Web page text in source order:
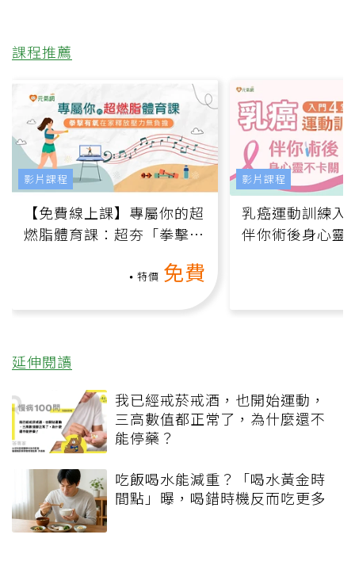
課程推薦
【免費線上課】專屬你的超
燃脂體育課：超夯「拳擊有
特價 免費
影片課程
乳癌運動訓練入
伴你術後身心靈
影片課程
延伸閱讀
我已經戒菸戒酒，也開始運動，
三高數值都正常了，為什麼還不
能停藥？
吃飯喝水能減重？「喝水黃金時
間點」曝，喝錯時機反而吃更多